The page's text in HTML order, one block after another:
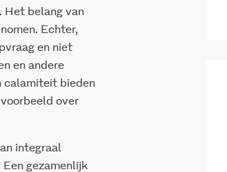
Het belang van
Echter,
en niet
en andere
calamiteit bieden
over
integraal
Een gezamenlijk